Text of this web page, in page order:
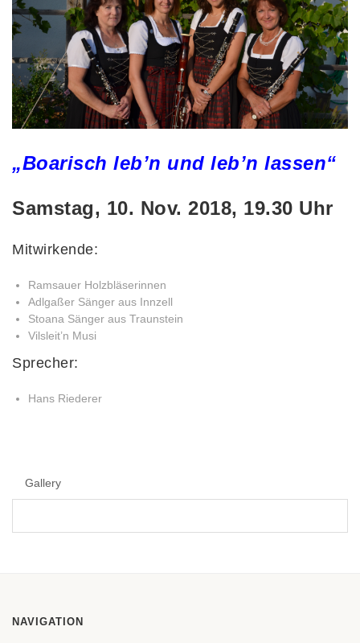
„Boarisch leb’n und leb’n lassen“
Samstag, 10. Nov. 2018, 19.30 Uhr
Mitwirkende:
Ramsauer Holzbläserinnen
Adlgaßer Sänger aus Innzell
Stoana Sänger aus Traunstein
Vilsleit’n Musi
Sprecher:
Hans Riederer
Gallery
NAVIGATION